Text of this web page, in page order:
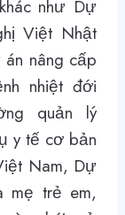
như Dự
Việt Nhật
nâng cấp
nhiệt đới
quản lý
y tế cơ bản
Nam, Dự
mẹ trẻ em,